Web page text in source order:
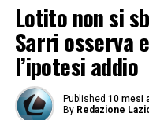
Lotito non si
Sarri osserva
l’ipotesi addio
Published 10 mesi
By Redazione